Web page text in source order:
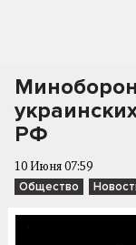
РФ
10 Июня 07:59
Общество